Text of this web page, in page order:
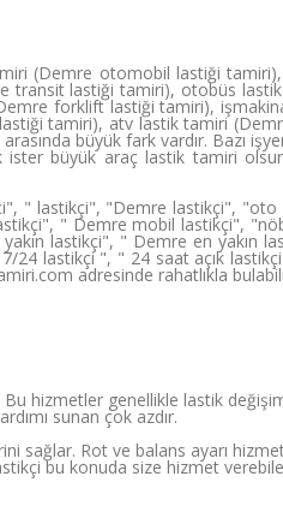
(Demre otomobil lastiği
transit lastiği tamiri), otobüs
forklift lastiği tamiri),
tamiri), atv lastik tamiri
büyük fark vardır. Bazı
ister büyük araç lastik tamiri
" lastikçi", "Demre lastikçi",
" Demre mobil lastikçi",
lastikçi", " Demre en yakın
24 lastikçi ", " 24 saat açık
adresinde rahatlıkla
Bu hizmetler genellikle lastik
sunan çok azdır.
sağlar. Rot ve balans ayarı
bu konuda size hizmet